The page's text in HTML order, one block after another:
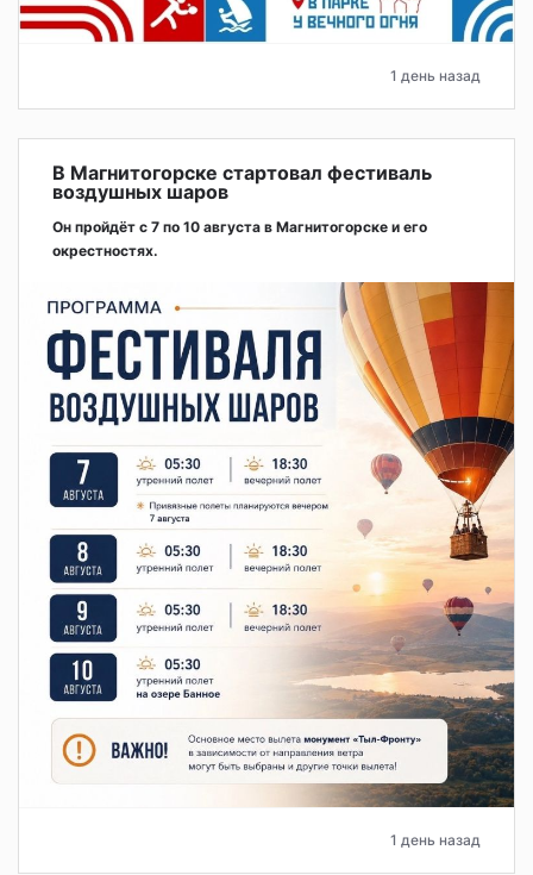
1 день назад
В Магнитогорске стартовал фестиваль
воздушных шаров
Он пройдёт с 7 по 10 августа в Магнитогорске и его
окрестностях.
1 день назад